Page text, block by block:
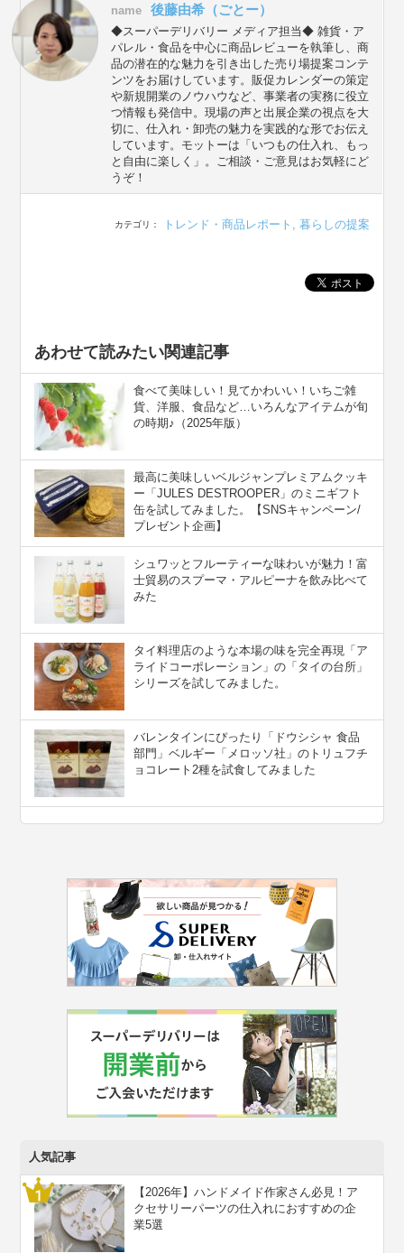
name 後藤由希（ごとー）
◆スーパーデリバリー メディア担当◆ 雑貨・ア
パレル・食品を中心に商品レビューを執筆し、商
品の潜在的な魅力を引き出した売り場提案コンテ
ンツをお届けしています。販促カレンダーの策定
や新規開業のノウハウなど、事業者の実務に役立
つ情報も発信中。現場の声と出展企業の視点を大
切に、仕入れ・卸売の魅力を実践的な形でお伝え
しています。モットーは「いつもの仕入れ、もっ
と自由に楽しく」。ご相談・ご意見はお気軽にど
うぞ！
カテゴリ： トレンド・商品レポート , 暮らしの提案
あわせて読みたい関連記事
食べて美味しい！見てかわいい！いちご雑
貨、洋服、食品など…いろんなアイテムが旬
の時期♪（2025年版）
最高に美味しいベルジャンプレミアムクッキ
ー「JULES DESTROOPER」のミニギフト
缶を試してみました。【SNSキャンペーン/
プレゼント企画】
シュワッとフルーティーな味わいが魅力！富
士貿易のスプーマ・アルピーナを飲み比べて
みた
タイ料理店のような本場の味を完全再現「ア
ライドコーポレーション」の「タイの台所」
シリーズを試してみました。
バレンタインにぴったり「ドウシシャ 食品
部門」ベルギー「メロッソ社」のトリュフチ
ョコレート2種を試食してみました
人気記事
【2026年】ハンドメイド作家さん必見！ア
クセサリーパーツの仕入れにおすすめの企
業5選